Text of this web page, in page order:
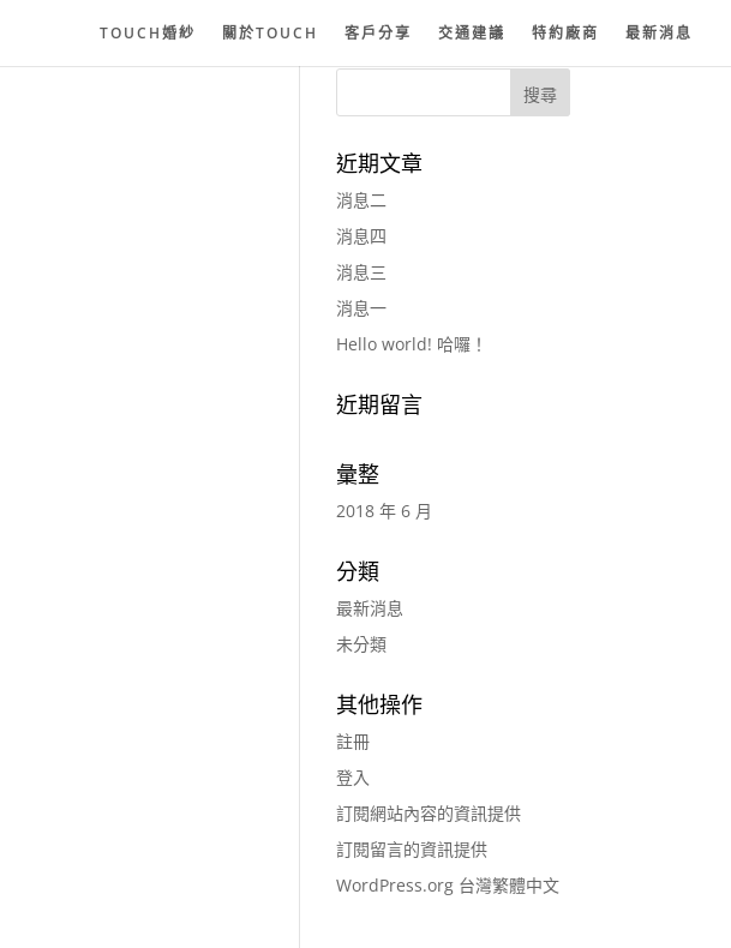
TOUCH婚紗 關於TOUCH 客戶分享 交通建議 特約廠商 最新消息
近期文章
消息二
消息四
消息三
消息一
Hello world! 哈囉！
近期留言
彙整
2018 年 6 月
分類
最新消息
未分類
其他操作
註冊
登入
訂閱網站內容的資訊提供
訂閱留言的資訊提供
WordPress.org 台灣繁體中文